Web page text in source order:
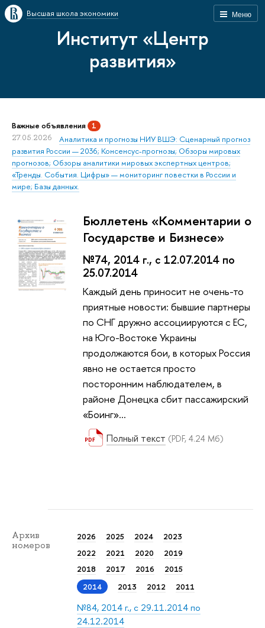
Меню
Высшая школа экономики
Институт «Центр
развития»
Важные объявления 1
27.05.2026
Аналитика и прогнозы НИУ ВШЭ: Сценарный прогноз
развития России — 2036; Консенсус-прогнозы; Обзоры мировых
прогнозов; Обзоры аналитики мировых экспертных центров;
«Тренды. События. Цифры» — мониторинг повестки в России и
мире; Базы данных.
Бюллетень «Комментарии о
Государстве и Бизнесе»
№74, 2014 г., с 12.07.2014 по
25.07.2014
Каждый день приносит не очень-то
приятные новости: бывшие партнеры
по СНГ дружно ассоциируются с ЕС,
на Юго-Востоке Украины
продолжаются бои, в которых Россия
явно не остается просто
посторонним наблюдателем, в
районе Донецка сбит пассажирский
«Боинг»…
Полный текст (PDF, 4.24 Мб)
Архив
номеров
2026 2025 2024
2023
2022
2021 2020
2019
2018
2017 2016
2015
2014
2013 2012 2011
№84, 2014 г., с 29.11.2014 по
24.12.2014